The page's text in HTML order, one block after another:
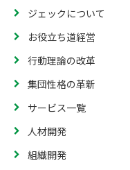
ジェックについて
お役立ち道経営
行動理論の改革
集団性格の革新
サービス一覧
人材開発
組織開発